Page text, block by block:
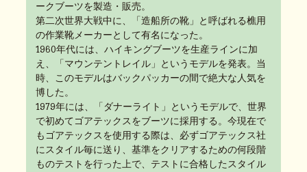
ークブーツを製造・販売。
第二次世界大戦中に、「造船所の靴」と呼ばれる樵用
の作業靴メーカーとして有名になった。
1960年代には、ハイキングブーツを生産ラインに加
え、「マウンテントレイル」というモデルを発表。当
時、このモデルはバックパッカーの間で絶大な人気を
博した。
1979年には、「ダナーライト」というモデルで、世界
で初めてゴアテックスをブーツに採用する。今現在で
もゴアテックスを使用する際は、必ずゴアテックス社
にスタイル毎に送り、基準をクリアするための何段階
ものテストを行った上で、テストに合格したスタイル